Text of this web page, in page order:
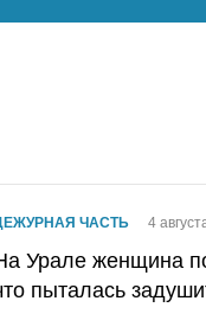
ЧАСТЬ 4
Урале женщина
пыталась